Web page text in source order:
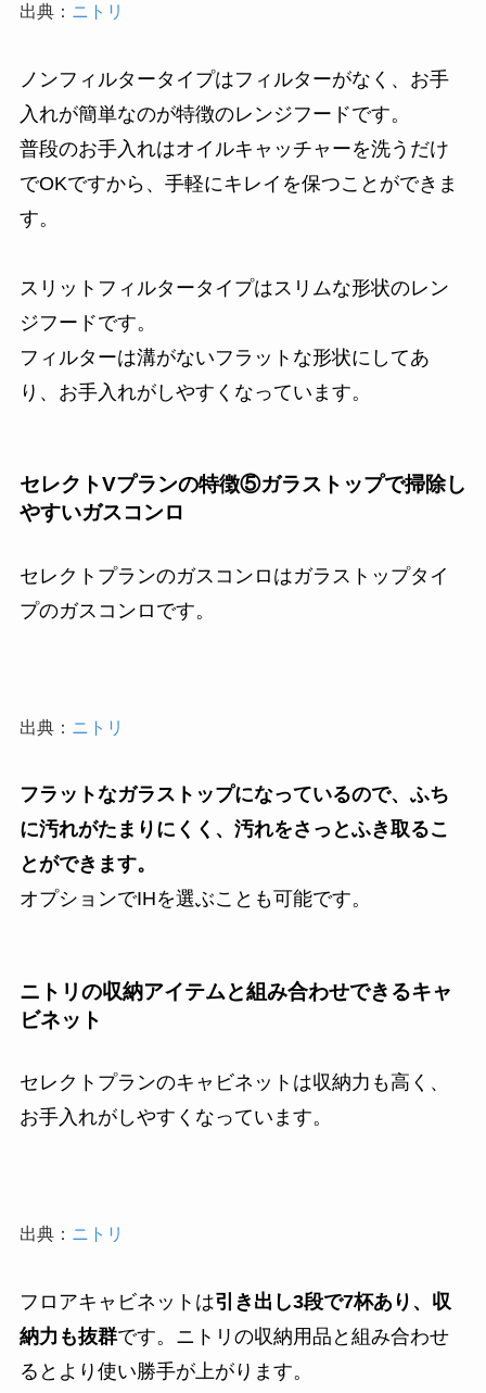
出典： ニトリ
ノンフィルタータイプはフィルターがなく、お手
入れが簡単なのが特徴のレンジフードです。
普段のお手入れはオイルキャッチャーを洗うだけ
でOKですから、手軽にキレイを保つことができま
す。
スリットフィルタータイプはスリムな形状のレン
ジフードです。
フィルターは溝がないフラットな形状にしてあ
り、お手入れがしやすくなっています。
セレクトVプランの特徴⑤ガラストップで掃除し
やすいガスコンロ
セレクトプランのガスコンロはガラストップタイ
プのガスコンロです。
出典： ニトリ
フラットなガラストップになっているので、ふち
に汚れがたまりにくく、汚れをさっとふき取るこ
とができます。
オプションでIHを選ぶことも可能です。
ニトリの収納アイテムと組み合わせできるキャ
ビネット
セレクトプランのキャビネットは収納力も高く、
お手入れがしやすくなっています。
出典： ニトリ
フロアキャビネットは引き出し3段で7杯あり、収
納力も抜群です。ニトリの収納用品と組み合わせ
るとより使い勝手が上がります。